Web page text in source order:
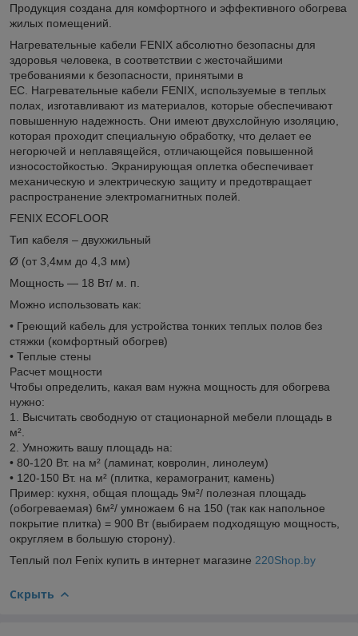
Продукция создана для комфортного и эффективного обогрева
жилых помещений.
Нагревательные кабели FENIX абсолютно безопасны для
здоровья человека, в соответствии с жесточайшими
требованиями к безопасности, принятыми в
ЕС. Нагревательные кабели FENIX, используемые в теплых
полах, изготавливают из материалов, которые обеспечивают
повышенную надежность. Они имеют двухслойную изоляцию,
которая проходит специальную обработку, что делает ее
негорючей и неплавящейся, отличающейся повышенной
износостойкостью. Экранирующая оплетка обеспечивает
механическую и электрическую защиту и предотвращает
распространение электромагнитных полей.
FENIX ECOFLOOR
Тип кабеля – двухжильный
Ø (от 3,4мм до 4,3 мм)
Мощность — 18 Вт/ м. п.
Можно использовать как:
• Греющий кабель для устройства тонких теплых полов без
стяжки (комфортный обогрев)
• Теплые стены
Расчет мощности
Чтобы определить, какая вам нужна мощность для обогрева
нужно:
1. Высчитать свободную от стационарной мебели площадь в
м².
2. Умножить вашу площадь на:
• 80-120 Вт. на м² (ламинат, ковролин, линолеум)
• 120-150 Вт. на м² (плитка, керамогранит, камень)
Пример: кухня, общая площадь 9м²/ полезная площадь
(обогреваемая) 6м²/ умножаем 6 на 150 (так как напольное
покрытие плитка) = 900 Вт (выбираем подходящую мощность,
округляем в большую сторону).
Теплый пол Fenix купить в интернет магазине 220Shop.by
Скрыть